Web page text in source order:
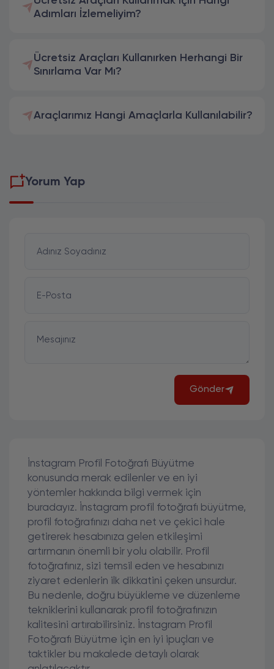
Adımları İzlemeliyim?
Ücretsiz Araçları Kullanırken Herhangi Bir
Sınırlama Var Mı?
Araçlarımız Hangi Amaçlarla Kullanılabilir?
Yorum Yap
Adınız Soyadınız
E-Posta
Mesajınız
Gönder
İnstagram Profil Fotoğrafı Büyütme
konusunda merak edilenler ve en iyi
yöntemler hakkında bilgi vermek için
buradayız. İnstagram profil fotoğrafı büyütme,
profil fotoğrafınızı daha net ve çekici hale
getirerek hesabınıza gelen etkileşimi
artırmanın önemli bir yolu olabilir. Profil
fotoğrafınız, sizi temsil eden ve hesabınızı
ziyaret edenlerin ilk dikkatini çeken unsurdur.
Bu nedenle, doğru büyükleme ve düzenleme
tekniklerini kullanarak profil fotoğrafınızın
kalitesini artırabilirsiniz. İnstagram Profil
Fotoğrafı Büyütme için en iyi ipuçları ve
taktikler bu makalede detaylı olarak